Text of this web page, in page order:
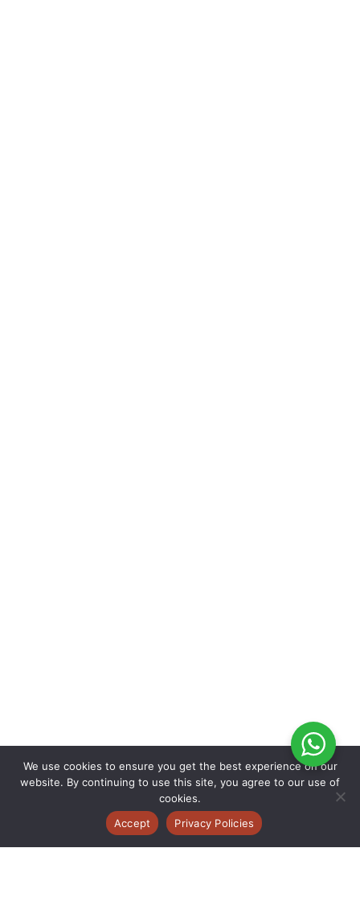
We use cookies to ensure you get the best experience on our
website. By continuing to use this site, you agree to our use of
cookies.
Accept
Privacy Policies